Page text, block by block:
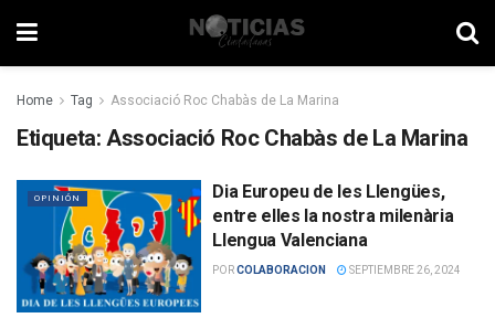
Home Tag Associació Roc Chabàs de La Marina
Etiqueta: Associació Roc Chabàs de La Marina
OPINIÓN
Dia Europeu de les Llengües,
entre elles la nostra milenària
Llengua Valenciana
PORCOLABORACION SEPTIEMBRE 26, 2024